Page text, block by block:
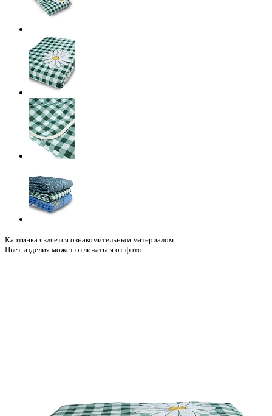
Картинка является ознакомительным материалом.
Цвет изделия может отличаться от фото.